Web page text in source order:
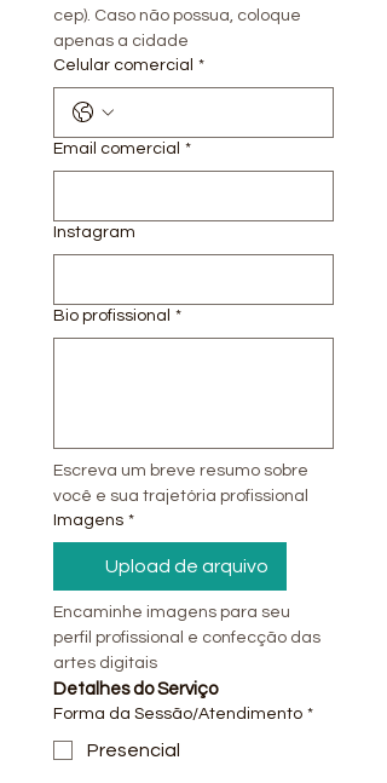
cep). Caso não possua, coloque
apenas a cidade
Celular comercial *
Email comercial *
Instagram
Bio profissional *
Escreva um breve resumo sobre
você e sua trajetória profissional
Imagens *
Upload de arquivo
Encaminhe imagens para seu
perfil profissional e confecção das
artes digitais
Detalhes do Serviço
Forma da Sessão/Atendimento *
Presencial